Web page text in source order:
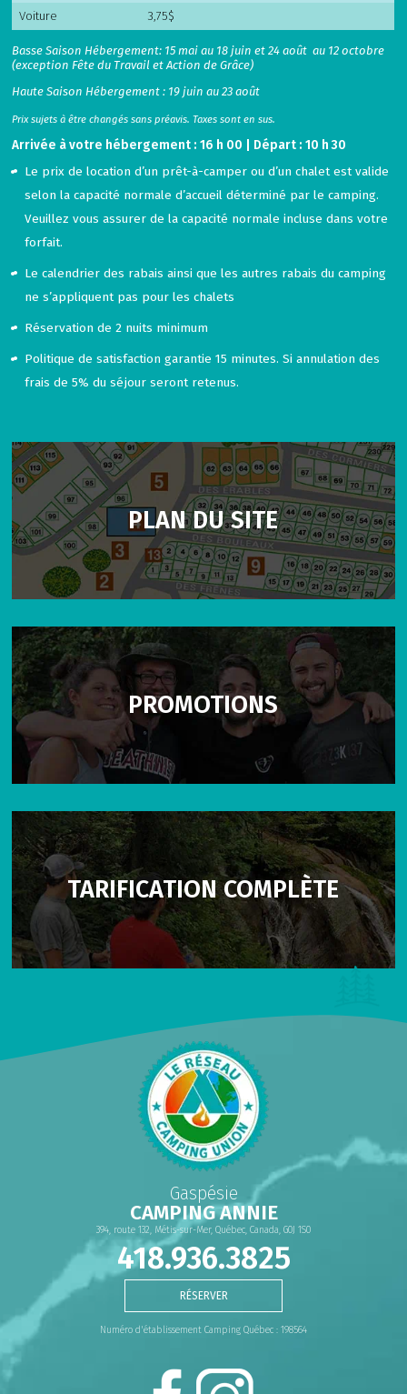
Voiture
3,75$
Basse Saison Hébergement: 15 mai au 18 juin et 24 août au 12 octobre
(exception Fête du Travail et Action de Grâce)
Haute Saison Hébergement : 19 juin au 23 août
Prix sujets à être changés sans préavis. Taxes sont en sus.
Arrivée à votre hébergement : 16 h 00 | Départ : 10 h 30
Le prix de location d’un prêt-à-camper ou d’un chalet est valide
selon la capacité normale d’accueil déterminé par le camping.
Veuillez vous assurer de la capacité normale incluse dans votre
forfait.
Le calendrier des rabais ainsi que les autres rabais du camping
ne s’appliquent pas pour les chalets
Réservation de 2 nuits minimum
Politique de satisfaction garantie 15 minutes. Si annulation des
frais de 5% du séjour seront retenus.
PLAN DU SITE
PROMOTIONS
TARIFICATION COMPLÈTE
Gaspésie
CAMPING ANNIE
394, route 132, Métis-sur-Mer, Québec, Canada, G0J 1S0
418.936.3825
RÉSERVER
Numéro d'établissement Camping Québec : 198564